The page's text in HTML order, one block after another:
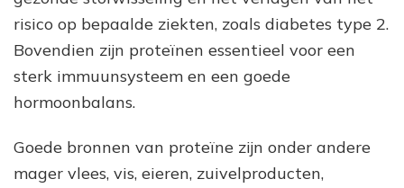
risico op bepaalde ziekten, zoals diabetes type 2.
Bovendien zijn proteïnen essentieel voor een
sterk immuunsysteem en een goede
hormoonbalans.
Goede bronnen van proteïne zijn onder andere
mager vlees, vis, eieren, zuivelproducten,